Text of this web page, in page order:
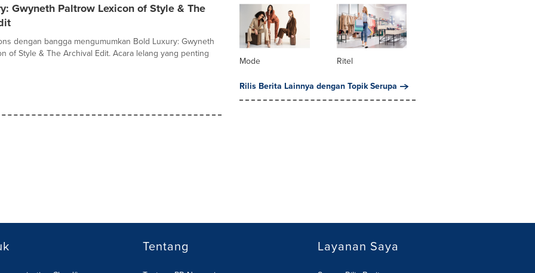
Gwyneth Paltrow Lexicon of Style & The
dengan bangga mengumumkan Bold Luxury: Gwyneth
of Style & The Archival Edit. Acara lelang yang penting
Mode
Ritel
Rilis Berita Lainnya dengan Topik Serupa
Tentang Layanan Saya